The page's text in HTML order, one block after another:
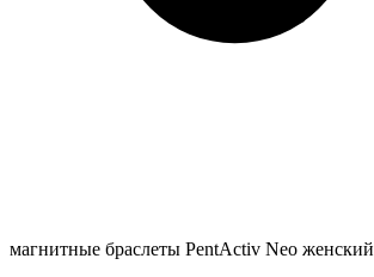
магнитные браслеты PentActiv Neo женский